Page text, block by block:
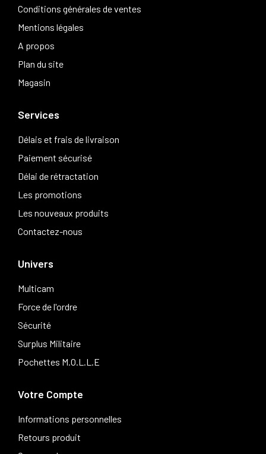
Conditions générales de ventes
Mentions légales
A propos
Plan du site
Magasin
Services
Délais et frais de livraison
Paiement sécurisé
Délai de rétractation
Les promotions
Les nouveaux produits
Contactez-nous
Univers
Multicam
Force de l'ordre
Sécurité
Surplus Militaire
Pochettes M.O.L.L.E
Votre Compte
Informations personnelles
Retours produit